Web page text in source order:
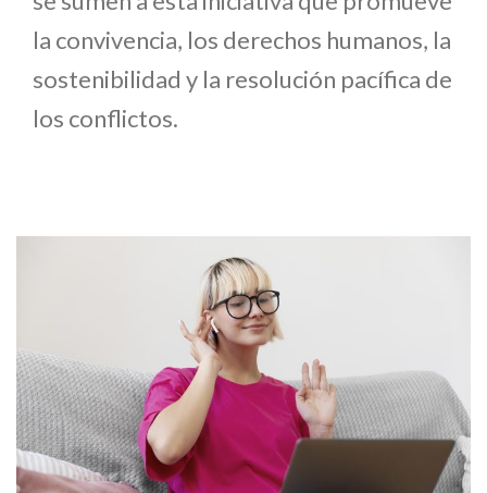
la convivencia, los derechos humanos, la
sostenibilidad y la resolución pacífica de
los conflictos.